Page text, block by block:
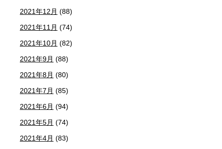
2021年12月 (88)
2021年11月 (74)
2021年10月 (82)
2021年9月 (88)
2021年8月 (80)
2021年7月 (85)
2021年6月 (94)
2021年5月 (74)
2021年4月 (83)